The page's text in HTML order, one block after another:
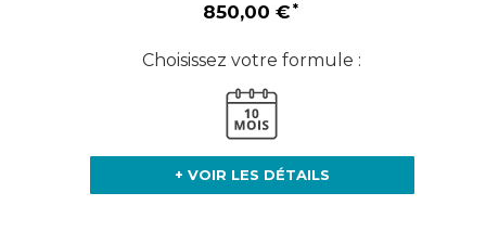
850,00 €
Choisissez votre formule :
+ VOIR LES DÉTAILS